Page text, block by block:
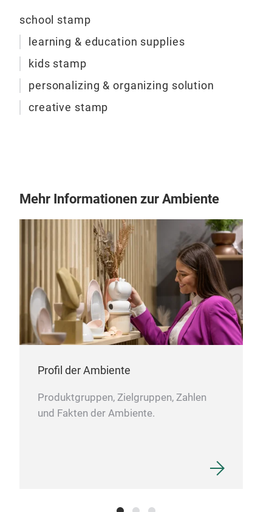
school stamp
learning & education supplies
kids stamp
personalizing & organizing solution
creative stamp
Mehr Informationen zur Ambiente
Profil der Ambiente
Produktgruppen, Zielgruppen, Zahlen
und Fakten der Ambiente.